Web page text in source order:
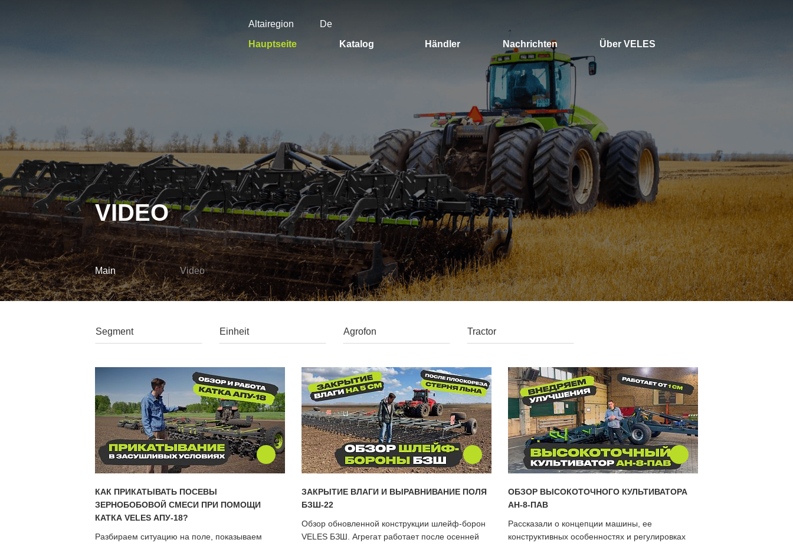
Altairegion
De
Hauptseite
Katalog Händler Nachrichten Über VELES
VIDEO
Main Video
КАК ПРИКАТЫВАТЬ ПОСЕВЫ
ЗЕРНОБОБОВОЙ СМЕСИ ПРИ ПОМОЩИ
КАТКА VELES АПУ-18?
Разбираем ситуацию на поле, показываем
ЗАКРЫТИЕ ВЛАГИ И ВЫРАВНИВАНИЕ ПОЛЯ
БЗШ-22
Обзор обновленной конструкции шлейф-борон
VELES БЗШ. Агрегат работает после осенней
ОБЗОР ВЫСОКОТОЧНОГО КУЛЬТИВАТОРА
АН-8-ПАВ
Рассказали о концепции машины, ее
конструктивных особенностях и регулировках